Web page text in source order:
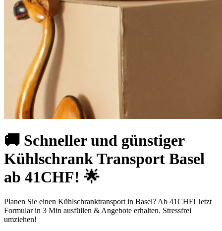
🚚 Schneller und günstiger
Kühlschrank Transport Basel
ab 41CHF! 🌟
Planen Sie einen Kühlschranktransport in Basel? Ab 41CHF! Jetzt
Formular in 3 Min ausfüllen & Angebote erhalten. Stressfrei
umziehen!